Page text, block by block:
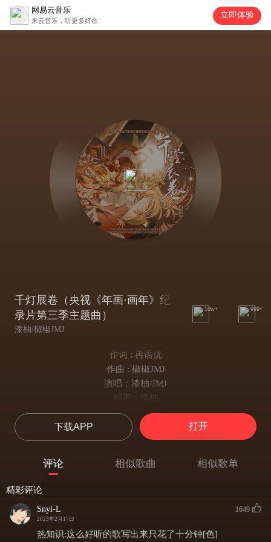
网易云音乐
来云音乐，听更多好歌
立即体验
千灯展卷（央视《年画·画年》纪
录片第三季主题曲）
漆柚/椒椒JMJ
10w+ 999+
作词 : 冉语优
作曲 : 椒椒JMJ
演唱：漆柚/JMJ
和声：漆柚
人声后期：漆柚
分轨混音：LW
封面绘制：某王ty
题字：阿予
瑞雪 尽后好时节 是一年迎春天
下载APP 打开
评论 相似歌曲 相似歌单
精彩评论
Snyl-L
2023年2月17日
1649
热知识:这么好听的歌写出来只花了十分钟[色]